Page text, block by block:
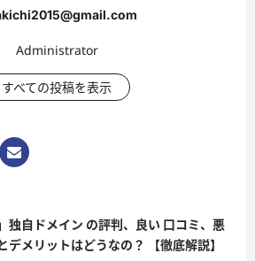
Administrator
すべての投稿を表示
独自ドメイン の評判、良い 口コミ、悪
デメリットはどうなの？ 【徹底解説】